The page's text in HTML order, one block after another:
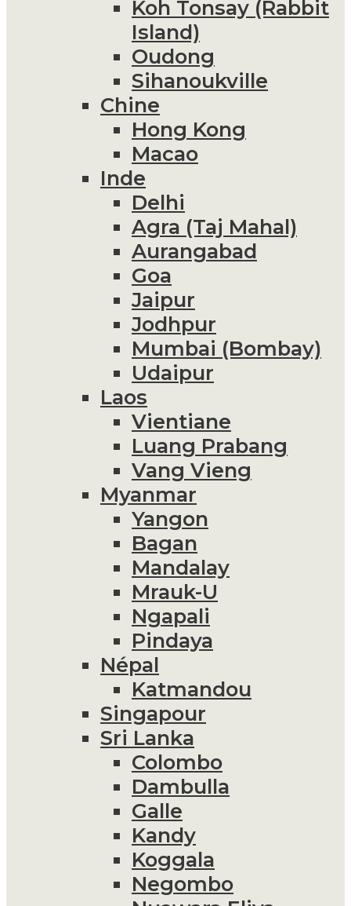
Koh Tonsay (Rabbit
Island)
Oudong
Sihanoukville
Chine
Hong Kong
Macao
Inde
Delhi
Agra (Taj Mahal)
Aurangabad
Goa
Jaipur
Jodhpur
Mumbai (Bombay)
Udaipur
Laos
Vientiane
Luang Prabang
Vang Vieng
Myanmar
Yangon
Bagan
Mandalay
Mrauk-U
Ngapali
Pindaya
Népal
Katmandou
Singapour
Sri Lanka
Colombo
Dambulla
Galle
Kandy
Koggala
Negombo